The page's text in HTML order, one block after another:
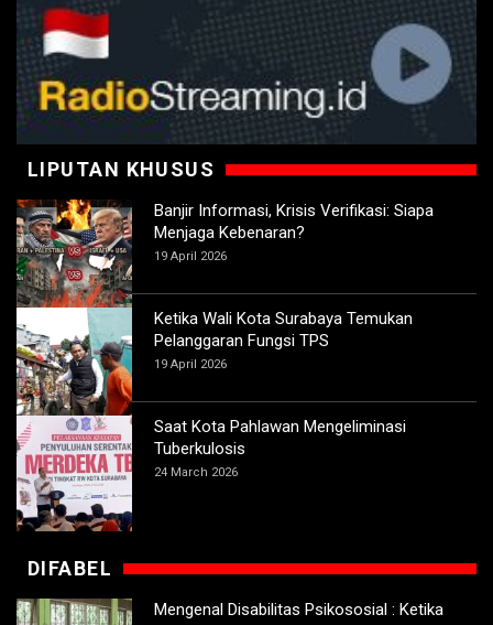
LIPUTAN KHUSUS
Banjir Informasi, Krisis Verifikasi: Siapa
Menjaga Kebenaran?
19 April 2026
Ketika Wali Kota Surabaya Temukan
Pelanggaran Fungsi TPS
19 April 2026
Saat Kota Pahlawan Mengeliminasi
Tuberkulosis
24 March 2026
DIFABEL
Mengenal Disabilitas Psikososial : Ketika